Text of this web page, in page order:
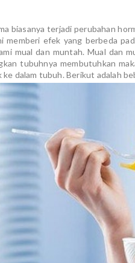
biasanya terjadi perubahan
memberi efek yang berbeda
mual dan muntah. Mual dan
tubuhnya membutuhkan
ke dalam tubuh. Berikut adalah